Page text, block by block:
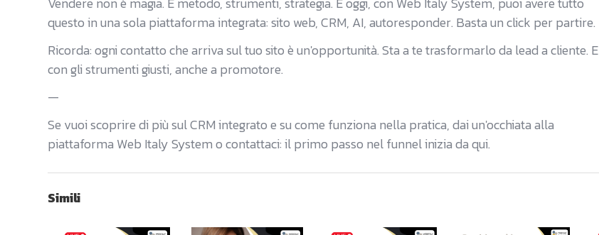
questo in una sola piattaforma integrata: sito web, CRM, AI, autoresponder. Basta un click per partire.
Ricorda: ogni contatto che arriva sul tuo sito è un'opportunità. Sta a te trasformarlo da lead a cliente. E
con gli strumenti giusti, anche a promotore.
—
Se vuoi scoprire di più sul CRM integrato e su come funziona nella pratica, dai un'occhiata alla
piattaforma Web Italy System o contattaci: il primo passo nel funnel inizia da qui.
Simili